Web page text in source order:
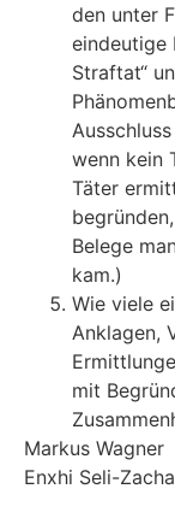
den unter
eindeutige
Straftat“
wenn kein
Täter
Belege
kam.)
Wie viele
Anklagen,
mit
Markus Wagner
Enxhi Seli-